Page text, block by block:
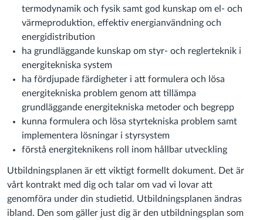
termodynamik och fysik samt god kunskap om el- och
värmeproduktion, effektiv energianvändning och
energidistribution
ha grundläggande kunskap om styr- och reglerteknik i
energitekniska system
ha fördjupade färdigheter i att formulera och lösa
energitekniska problem genom att tillämpa
grundläggande energitekniska metoder och begrepp
kunna formulera och lösa styrtekniska problem samt
implementera lösningar i styrsystem
förstå energiteknikens roll inom hållbar utveckling
Utbildningsplanen är ett viktigt formellt dokument. Det är
vårt kontrakt med dig och talar om vad vi lovar att
genomföra under din studietid. Utbildningsplanen ändras
ibland. Den som gäller just dig är den utbildningsplan som